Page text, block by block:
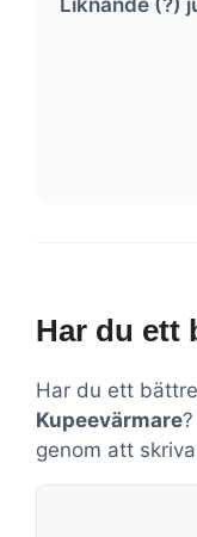
Liknande (?)
Har du ett
Har du ett
Kupeevärmare
genom att
Kommentar